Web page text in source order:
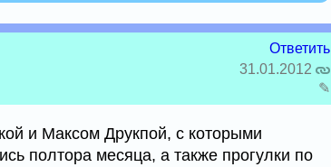
Ответить
31.01.2012
✎
и Максом Друкпой, с которыми
полтора месяца, а также прогулки по